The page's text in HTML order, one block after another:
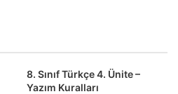
8. Sınıf Türkçe 4. Ünite –
Yazım Kuralları